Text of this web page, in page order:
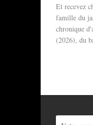
Et recevez
famille du
chronique
(2026), du